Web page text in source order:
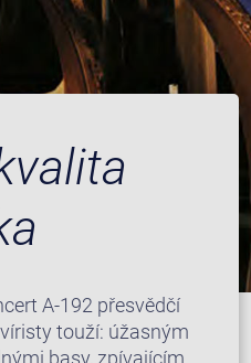
A-192 přesvědčí
touží: úžasným
basy, zpívajícím